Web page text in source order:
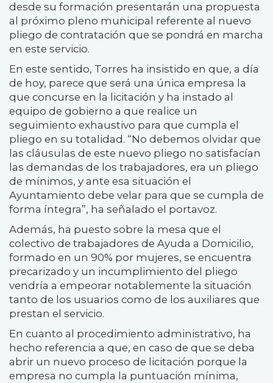
desde su formación presentarán una propuesta
al próximo pleno municipal referente al nuevo
pliego de contratación que se pondrá en marcha
en este servicio.
En este sentido, Torres ha insistido en que, a día
de hoy, parece que será una única empresa la
que concurse en la licitación y ha instado al
equipo de gobierno a que realice un
seguimiento exhaustivo para que cumpla el
pliego en su totalidad. “No debemos olvidar que
las cláusulas de este nuevo pliego no satisfacían
las demandas de los trabajadores, era un pliego
de mínimos, y ante esa situación el
Ayuntamiento debe velar para que se cumpla de
forma íntegra”, ha señalado el portavoz.
Además, ha puesto sobre la mesa que el
colectivo de trabajadores de Ayuda a Domicilio,
formado en un 90% por mujeres, se encuentra
precarizado y un incumplimiento del pliego
vendría a empeorar notablemente la situación
tanto de los usuarios como de los auxiliares que
prestan el servicio.
En cuanto al procedimiento administrativo, ha
hecho referencia a que, en caso de que se deba
abrir un nuevo proceso de licitación porque la
empresa no cumpla la puntuación mínima,